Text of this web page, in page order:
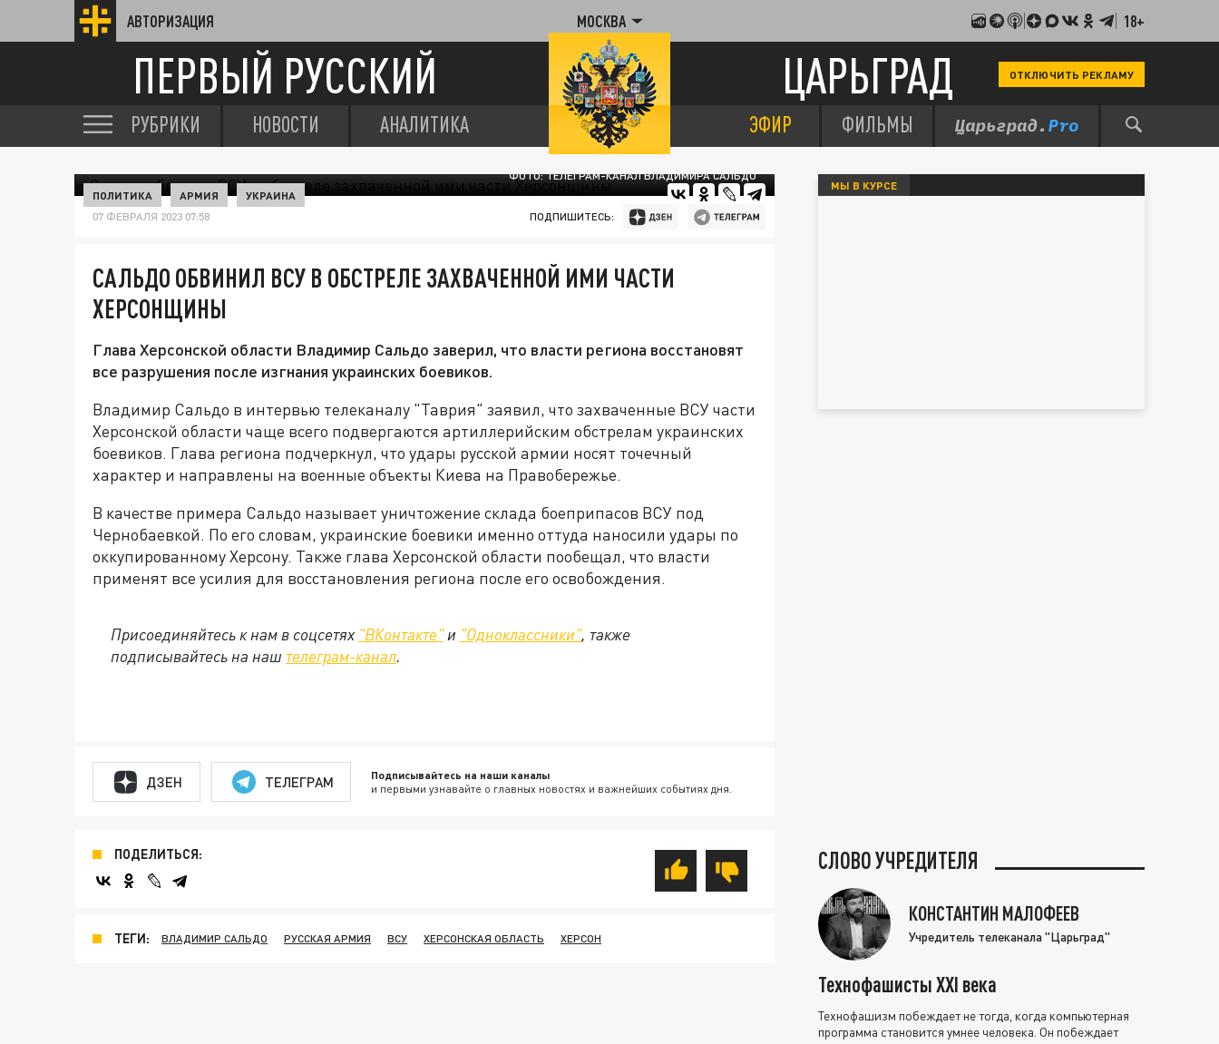
АВТОРИЗАЦИЯ МОСКВА 18+
ПЕРВЫЙ РУССКИЙ ЦАРЬГРАД ОТКЛЮЧИТЬ РЕКЛАМУ
РУБРИКИ НОВОСТИ АНАЛИТИКА ЭФИР ФИЛЬМЫ
ФОТО: ТЕЛЕГРАМ-КАНАЛ ВЛАДИМИРА САЛЬДО
ПОЛИТИКА АРМИЯ УКРАИНА
07 ФЕВРАЛЯ 2023 07:58 ПОДПИШИТЕСЬ:
САЛЬДО ОБВИНИЛ ВСУ В ОБСТРЕЛЕ ЗАХВАЧЕННОЙ ИМИ ЧАСТИ
ХЕРСОНЩИНЫ
Глава Херсонской области Владимир Сальдо заверил, что власти региона восстановят
все разрушения после изгнания украинских боевиков.
Владимир Сальдо в интервью телеканалу "Таврия" заявил, что захваченные ВСУ части
Херсонской области чаще всего подвергаются артиллерийским обстрелам украинских
боевиков. Глава региона подчеркнул, что удары русской армии носят точечный
характер и направлены на военные объекты Киева на Правобережье.
В качестве примера Сальдо называет уничтожение склада боеприпасов ВСУ под
Чернобаевкой. По его словам, украинские боевики именно оттуда наносили удары по
оккупированному Херсону. Также глава Херсонской области пообещал, что власти
применят все усилия для восстановления региона после его освобождения.
Присоединяйтесь к нам в соцсетях "ВКонтакте"и "Одноклассники", также
подписывайтесь на наш телеграм-канал.
ДЗЕН ТЕЛЕГРАМ Подписывайтесь на наши каналы
и первыми узнавайте о главных новостях и важнейших событиях дня.
ПОДЕЛИТЬСЯ:
ТЕГИ: ВЛАДИМИР САЛЬДО РУССКАЯ АРМИЯ ВСУ ХЕРСОНСКАЯ ОБЛАСТЬ ХЕРСОН
МЫ В КУРСЕ
СЛОВО УЧРЕДИТЕЛЯ
КОНСТАНТИН МАЛОФЕЕВ
Учредитель телеканала "Царьград"
Технофашисты XXI века
Технофашизм побеждает не тогда, когда компьютерная
программа становится умнее человека. Он побеждает